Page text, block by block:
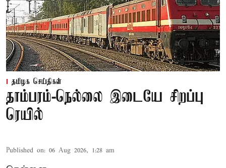
தமிழக செய்திகள்
தாம்பரம்-நெல்லை இடையே சிறப்பு
ரெயில்
Published on: 06 Aug 2026, 1:28 am